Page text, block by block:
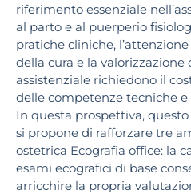
riferimento essenziale
al parto e al puerperio
pratiche cliniche,
della cura e la
assistenziale richiedono il
delle competenze tecniche e
In questa prospettiva,
si propone di rafforzare tre
ostetrica Ecografia office: la
esami ecografici di base
arricchire la propria